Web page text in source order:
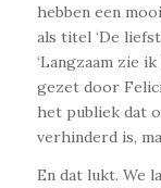
hebben een
als titel ‘De
‘Langzaam zie
gezet door
het publiek dat
verhinderd is,
En dat lukt. We